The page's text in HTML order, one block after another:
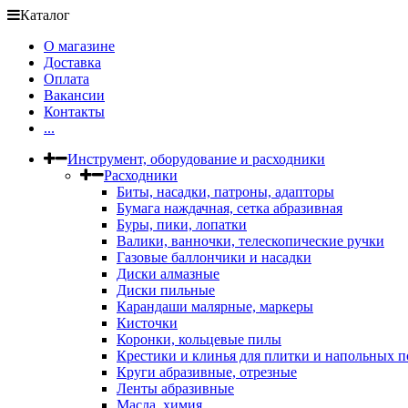
Каталог
О магазине
Доставка
Оплата
Вакансии
Контакты
...
Инструмент, оборудование и расходники
Расходники
Биты, насадки, патроны, адапторы
Бумага наждачная, сетка абразивная
Буры, пики, лопатки
Валики, ванночки, телескопические ручки
Газовые баллончики и насадки
Диски алмазные
Диски пильные
Карандаши малярные, маркеры
Кисточки
Коронки, кольцевые пилы
Крестики и клинья для плитки и напольных
Круги абразивные, отрезные
Ленты абразивные
Масла, химия